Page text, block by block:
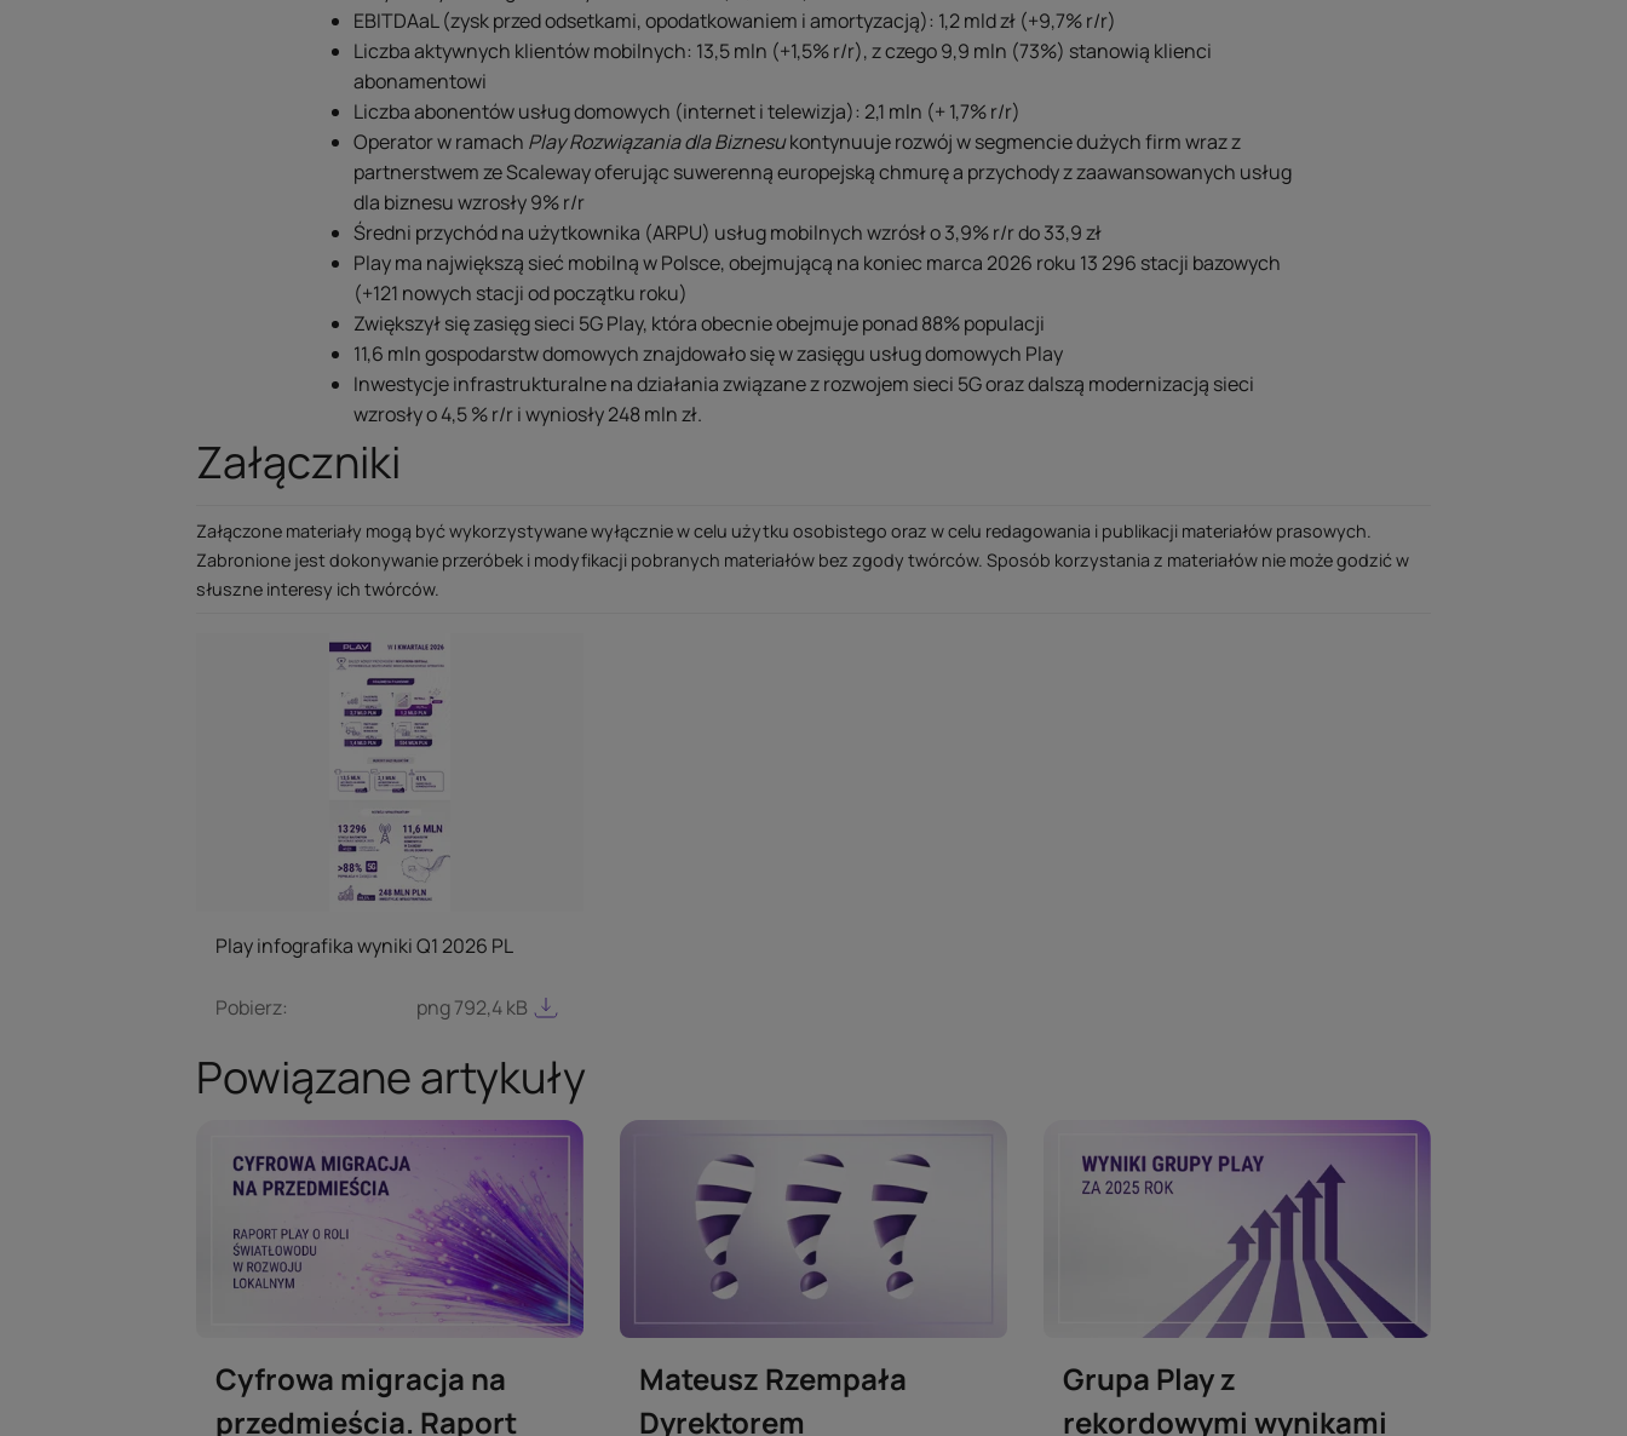
EBITDAaL (zysk przed odsetkami, opodatkowaniem i amortyzacją): 1,2 mld zł (+9,7% r/r)
Liczba aktywnych klientów mobilnych: 13,5 mln (+1,5% r/r), z czego 9,9 mln (73%) stanowią klienci
abonamentowi
Liczba abonentów usług domowych (internet i telewizja): 2,1 mln (+ 1,7% r/r)
Operator w ramach Play Rozwiązania dla Biznesukontynuuje rozwój w segmencie dużych firm wraz z
partnerstwem ze Scaleway oferując suwerenną europejską chmurę a przychody z zaawansowanych usług
dla biznesu wzrosły 9% r/r
Średni przychód na użytkownika (ARPU) usług mobilnych wzrósł o 3,9% r/r do 33,9 zł
Play ma największą sieć mobilną w Polsce, obejmującą na koniec marca 2026 roku 13 296 stacji bazowych
(+121 nowych stacji od początku roku)
Zwiększył się zasięg sieci 5G Play, która obecnie obejmuje ponad 88% populacji
11,6 mln gospodarstw domowych znajdowało się w zasięgu usług domowych Play
Inwestycje infrastrukturalne na działania związane z rozwojem sieci 5G oraz dalszą modernizacją sieci
wzrosły o 4,5 % r/r i wyniosły 248 mln zł.
Załączniki
Załączone materiały mogą być wykorzystywane wyłącznie w celu użytku osobistego oraz w celu redagowania i publikacji materiałów prasowych.
Zabronione jest dokonywanie przeróbek i modyfikacji pobranych materiałów bez zgody twórców. Sposób korzystania z materiałów nie może godzić w
słuszne interesy ich twórców.
Play infografika wyniki Q1 2026 PL
Pobierz: png 792,4 kB
Powiązane artykuły
Cyfrowa migracja na
przedmieścia. Raport
Mateusz Rzempała
Dyrektorem
Grupa Play z
rekordowymi wynikami